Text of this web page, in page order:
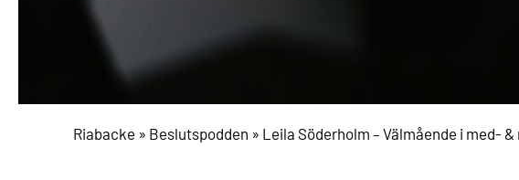
Riabacke » Beslutspodden » Leila Söderholm – Välmående i med-